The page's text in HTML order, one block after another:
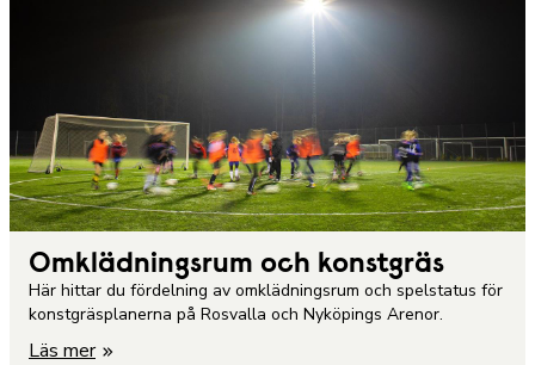
Omklädningsrum och konstgräs
Här hittar du fördelning av omklädningsrum och spelstatus för
konstgräsplanerna på Rosvalla och Nyköpings Arenor.
Läs mer